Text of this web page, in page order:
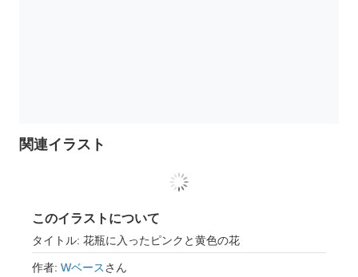
関連イラスト
このイラストについて
タイトル: 花瓶に入ったピンクと黄色の花
作者: Wベースさん